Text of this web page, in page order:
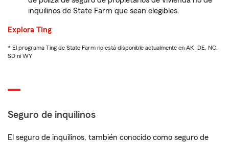
inquilinos de State Farm que sean elegibles.
Explora Ting
* El programa Ting de State Farm no está disponible actualmente en AK, DE, NC,
SD ni WY
Seguro de inquilinos
El seguro de inquilinos, también conocido como seguro de